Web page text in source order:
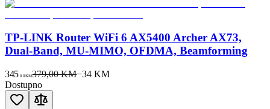
TP-LINK Router WiFi 6 AX5400 Archer AX73,
Dual-Band, MU-MIMO, OFDMA, Beamforming
345 00KM379,00 KM−34 KM
Dostupno